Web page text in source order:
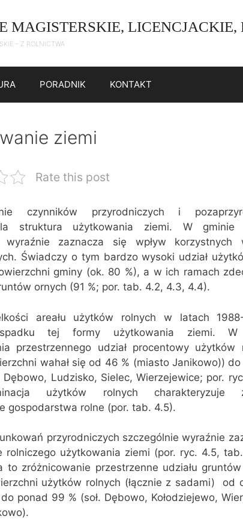
MAGISTERSKIE, LICENCJACKIE,
– Z ROLNICTWA
PORADNIK KONTAKT
ziemi
Rate this post
czynników przyrodniczych i
struktura użytkowania ziemi. W gminie
wyraźnie zaznacza się wpływ korzystnych
Świadczy o tym bardzo wysoki udział
gminy (ok. 80 %), a w ich ramach
ornych (91 %; por. tab. 4.2, 4.3, 4.4).
areału użytków rolnych w latach
spadku tej formy użytkowania ziemi. W
przestrzennego udział procentowy użytków
wahał się od 46 % (miasto Janikowo))
Dębowo, Ludzisko, Sielec, Wierzejewice; por.
użytków rolnych charakteryzuje
gospodarstwa rolne (por. tab. 4.5).
przyrodniczych szczególnie wyraźnie
rolniczego użytkowania ziemi (por. ryc. 4.5,
to zróżnicowanie przestrzenne udziału
użytków rolnych (łącznie z sadami)  od
do ponad 99 % (soł. Dębowo, Kołodziejewo,